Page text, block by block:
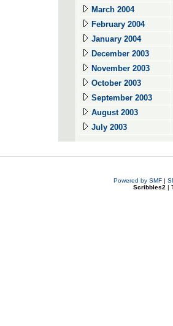
March 2004
February 2004
January 2004
December 2003
November 2003
October 2003
September 2003
August 2003
July 2003
Powered by SMF|
Scribbles2 |